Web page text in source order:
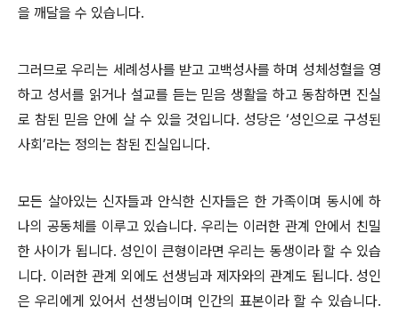
을 깨달을 수 있습니다.
그러므로 우리는 세례성사를 받고 고백성사를 하며 성체성혈을 영
하고 성서를 읽거나 설교를 듣는 믿음 생활을 하고 동참하면 진실
로 참된 믿음 안에 살 수 있을 것입니다. 성당은 ‘성인으로 구성된
사회’라는 정의는 참된 진실입니다.
모든 살아있는 신자들과 안식한 신자들은 한 가족이며 동시에 하
나의 공동체를 이루고 있습니다. 우리는 이러한 관계 안에서 친밀
한 사이가 됩니다. 성인이 큰형이라면 우리는 동생이라 할 수 있습
니다. 이러한 관계 외에도 선생님과 제자와의 관계도 됩니다. 성인
은 우리에게 있어서 선생님이며 인간의 표본이라 할 수 있습니다.